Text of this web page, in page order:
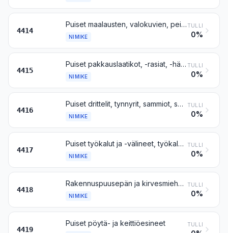
4414
Puiset maalausten, valokuvien, peilien ja niiden kaltaisten tavaroiden kehykset
NIMIKE
TULLI
0%
4415
Puiset pakkauslaatikot, -rasiat, -häkit, -pytyt ja niiden kaltaiset päällykset; puiset kaapeli- ja johdinkelat; kuormalavat, laatikkokuormalavat ja muut puiset lastauslavat; puiset kuormauslavojen lavakaulukset
NIMIKE
TULLI
0%
4416
Puiset drittelit, tynnyrit, sammiot, saavit ja muut tynnyriteokset sekä niiden puuosat, myös kimmet
NIMIKE
TULLI
0%
4417
Puiset työkalut ja -välineet, työkalujen ja -välineiden rungot, varret ja kädensijat, luudan-, harjan- ja siveltimenrungot, -varret ja -kädensijat; puiset jalkineiden lestit ja pakotuspuut
NIMIKE
TULLI
0%
4418
Rakennuspuusepän ja kirvesmiehen tuotteet, myös puiset solulevyt, yhdistetyt lattialaatat, päreet ja paanut
NIMIKE
TULLI
0%
4419
Puiset pöytä- ja keittiöesineet TULLI